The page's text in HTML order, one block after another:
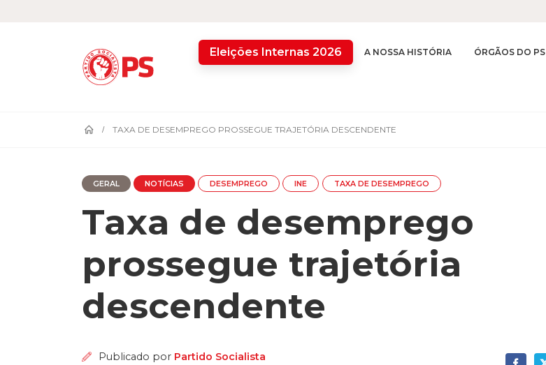
Eleições Internas 2026 A NOSSA HISTÓRIA ÓRGÃOS DO PS
TAXA DE DESEMPREGO PROSSEGUE TRAJETÓRIA DESCENDENTE
GERAL NOTÍCIAS DESEMPREGO INE TAXA DE DESEMPREGO
Taxa de desemprego
prossegue trajetória
descendente
Publicado por Partido Socialista